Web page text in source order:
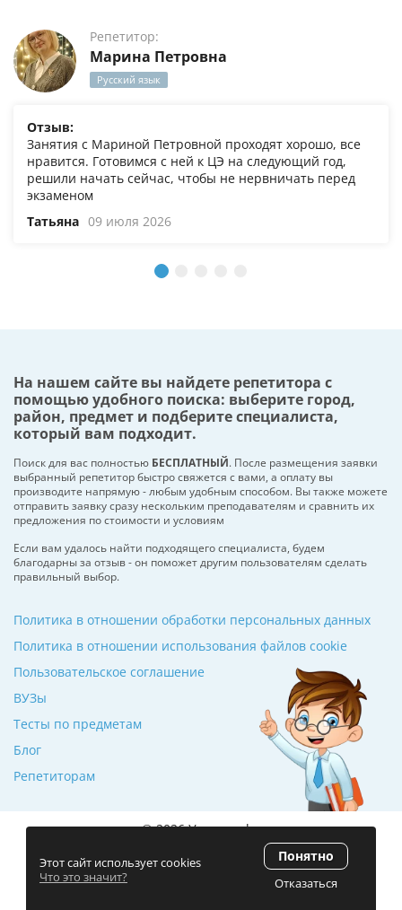
Репетитор:
Марина Петровна
Русский язык
Отзыв:
Занятия с Мариной Петровной проходят хорошо, все
нравится. Готовимся с ней к ЦЭ на следующий год,
решили начать сейчас, чтобы не нервничать перед
экзаменом
Татьяна 09 июля 2026
На нашем сайте вы найдете репетитора с
помощью удобного поиска: выберите город,
район, предмет и подберите специалиста,
который вам подходит.
Поиск для вас полностью БЕСПЛАТНЫЙ. После размещения заявки
выбранный репетитор быстро свяжется с вами, а оплату вы
производите напрямую - любым удобным способом. Вы также можете
отправить заявку сразу нескольким преподавателям и сравнить их
предложения по стоимости и условиям
Если вам удалось найти подходящего специалиста, будем
благодарны за отзыв - он поможет другим пользователям сделать
правильный выбор.
ВУЗы
Тесты по предметам
Блог
Репетиторам
Политика в отношении обработки персональных данных
Политика в отношении использования файлов cookie
Пользовательское соглашение
© 2026 Училкин.by
Рейтинг 5.0
(120 отзывов)
ZmitroC.by™
Этот сайт использует cookies
Что это значит?
Понятно
Отказаться